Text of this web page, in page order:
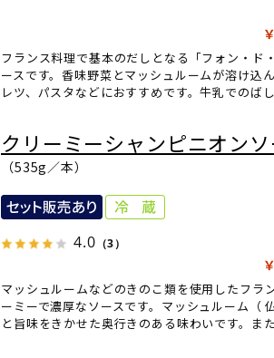
フランス料理で基本のだしとなる「フォン・ド
ースです。香味野菜とマッシュルームが溶け込
レツ、パスタなどにおすすめです。牛乳でのば
クリーミーシャンピニオンソ
（535g／本）
4.0 （3）
マッシュルームなどのきのこ類を使用したフラ
ーミーで濃厚なソースです。マッシュルーム（
と旨味をきかせた奥行きのある味わいです。ま